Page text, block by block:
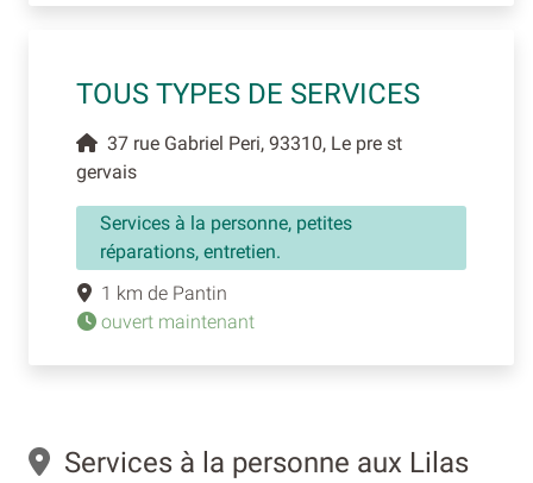
TOUS TYPES DE SERVICES
37 rue Gabriel Peri, 93310, Le pre st
gervais
Services à la personne, petites
réparations, entretien.
1 km de Pantin
ouvert maintenant
Services à la personne aux Lilas